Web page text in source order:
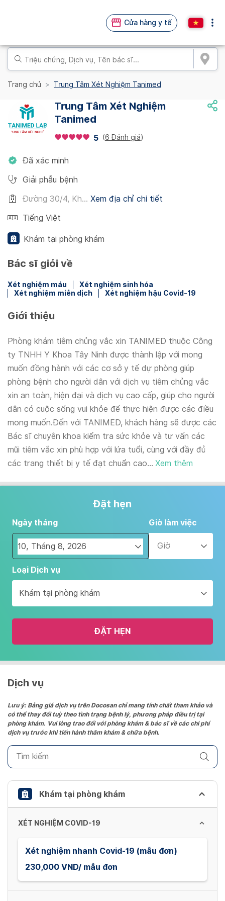
Cửa hàng y tế
Trang chủ Trung Tâm Xét Nghiệm Tanimed
Trung Tâm Xét Nghiệm
Tanimed
5 (6 Đánh giá)
Đã xác minh
Giải phẫu bệnh
Đường 30/4, Kh... Xem địa chỉ chi tiết
Tiếng Việt
Khám tại phòng khám
Bác sĩ giỏi về
Xét nghiệm máu
Xét nghiệm sinh hóa
Xét nghiệm miễn dịch
Xét nghiệm hậu Covid-19
Giới thiệu
Phòng khám tiêm chủng vắc xin TANIMED thuộc Công
ty TNHH Y Khoa Tây Ninh được thành lập với mong
muốn đồng hành với các cơ sở y tế dự phòng giúp
phòng bệnh cho người dân với dịch vụ tiêm chủng vắc
xin an toàn, hiện đại và dịch vụ cao cấp, giúp cho người
dân có cuộc sống vui khỏe để thực hiện được các điều
mong muốn.Đến với TANIMED, khách hàng sẽ được các
Bác sĩ chuyên khoa kiểm tra sức khỏe và tư vấn các
mũi tiêm vắc xin phù hợp với lứa tuổi, cùng với đầy đủ
các trang thiết bị y tế đạt chuẩn cao... Xem thêm
Đặt hẹn
Ngày tháng
Navigate
forward
interact
with
the
and
date.
the
question
mark
to
keyboard
shortcuts
changing
Giờ làm việc
Giờ
Loại Dịch vụ
Khám tại phòng khám
ĐẶT HẸN
Dịch vụ
Lưu ý: Bảng giá dịch vụ trên Docosan chỉ mang tính chất tham khảo và
có thể thay đổi tuỳ theo tình trạng bệnh lý, phương pháp điều trị tại
phòng khám. Vui lòng trao đổi với phòng khám & bác sĩ về các chi phí
dịch vụ trước khi tiến hành thăm khám & chữa bệnh.
Khám tại phòng khám
XÉT NGHIỆM COVID-19
Xét nghiệm nhanh Covid-19 (mẫu đơn)
230,000 VND/ mẫu đơn